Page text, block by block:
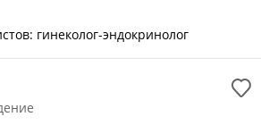
гинеколог-эндокринолог